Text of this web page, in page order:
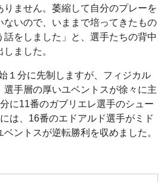
りません。萎縮して自分のプレーを
ないので、いままで培ってきたもの
話をしました」と、選手たちの背中
ました。
１分に先制しますが、フィジカル
選手層の厚いユベントスが徐々に主
に11番のガブリエレ選手のシュー
は、16番のエドアルド選手がミド
ントスが逆転勝利を収めました。